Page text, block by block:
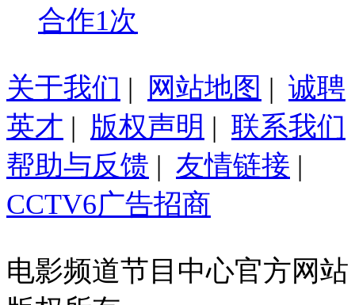
合作1次
关于我们 | 网站地图 | 诚聘
英才 | 版权声明 | 联系我们
帮助与反馈 | 友情链接 |
CCTV6广告招商
电影频道节目中心官方网站